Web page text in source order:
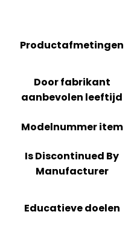
Productafmetingen
Door fabrikant
aanbevolen leeftijd
Modelnummer item
Is Discontinued By
Manufacturer
Educatieve doelen